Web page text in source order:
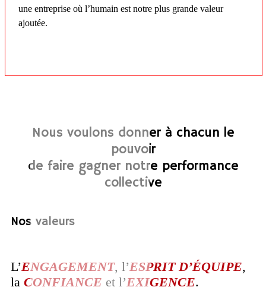
une entreprise où l’humain est notre plus grande valeur
ajoutée.
Nous voulons donner à chacun le
pouvoir
de faire gagner notre performance
collective
Nos valeurs
L’ENGAGEMENT, l’ESPRIT D’ÉQUIPE,
la CONFIANCE et l’EXIGENCE.